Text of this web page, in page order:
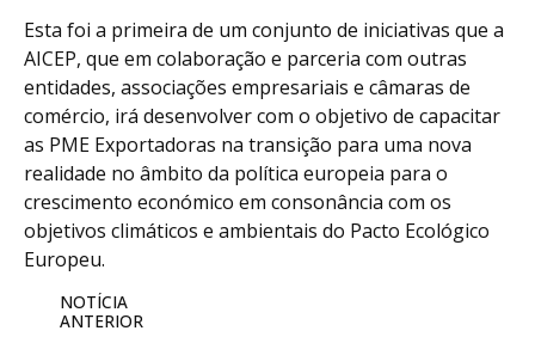
Esta foi a primeira de um conjunto de iniciativas que a
AICEP, que em colaboração e parceria com outras
entidades, associações empresariais e câmaras de
comércio, irá desenvolver com o objetivo de capacitar
as PME Exportadoras na transição para uma nova
realidade no âmbito da política europeia para o
crescimento económico em consonância com os
objetivos climáticos e ambientais do Pacto Ecológico
Europeu.
NOTÍCIA
ANTERIOR